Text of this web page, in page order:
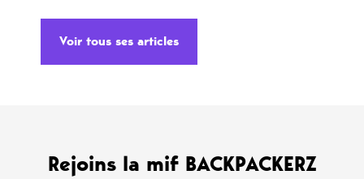
Voir tous ses articles
Rejoins la mif BACKPACKERZ